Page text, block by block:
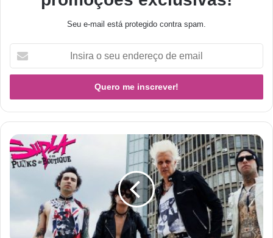
Seu e-mail está protegido contra spam.